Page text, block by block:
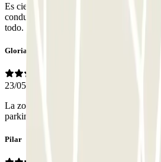
Es cierto todo lo que lees, es pequeño, es
conducir. A mí me fue genial en coche
todo.
Gloria
23/05/2026
La zona está muy bien, entré y salí sin
parking si se te da bien maniobrar. En mi
Pilar